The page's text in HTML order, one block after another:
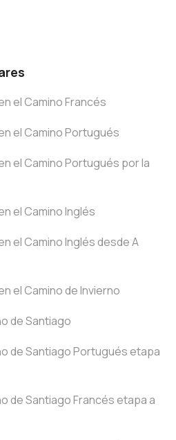
el Camino Francés
el Camino Portugués
el Camino Portugués por la
el Camino Inglés
el Camino Inglés desde A
el Camino de Invierno
de Santiago
de Santiago Portugués etapa
de Santiago Francés etapa a